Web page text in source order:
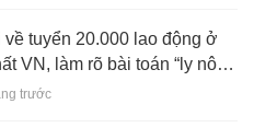
tuyển 20.000 lao động ở
VN, làm rõ bài toán “ly nông
trước